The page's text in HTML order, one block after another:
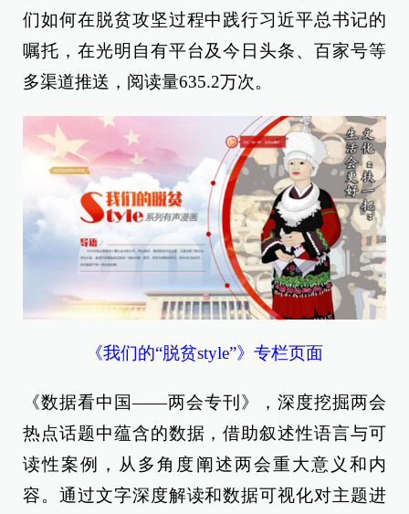
们如何在脱贫攻坚过程中践行习近平总书记的
嘱托，在光明自有平台及今日头条、百家号等
多渠道推送，阅读量635.2万次。
《我们的“脱贫style”》专栏页面
《数据看中国——两会专刊》，深度挖掘两会
热点话题中蕴含的数据，借助叙述性语言与可
读性案例，从多角度阐述两会重大意义和内
容。通过文字深度解读和数据可视化对主题进